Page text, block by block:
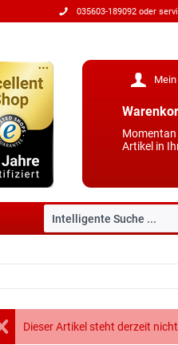
035603-189092 oder
Momentan
Artikel in
Dieser Artikel steht derzeit